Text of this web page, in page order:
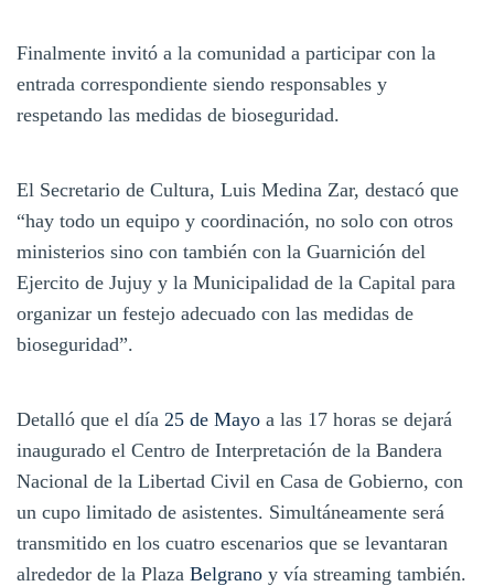
Finalmente invitó a la comunidad a participar con la
entrada correspondiente siendo responsables y
respetando las medidas de bioseguridad.
El Secretario de Cultura, Luis Medina Zar, destacó que
“hay todo un equipo y coordinación, no solo con otros
ministerios sino con también con la Guarnición del
Ejercito de Jujuy y la Municipalidad de la Capital para
organizar un festejo adecuado con las medidas de
bioseguridad”.
Detalló que el día 25 de Mayo a las 17 horas se dejará
inaugurado el Centro de Interpretación de la Bandera
Nacional de la Libertad Civil en Casa de Gobierno, con
un cupo limitado de asistentes. Simultáneamente será
transmitido en los cuatro escenarios que se levantaran
alrededor de la Plaza Belgrano y vía streaming también.